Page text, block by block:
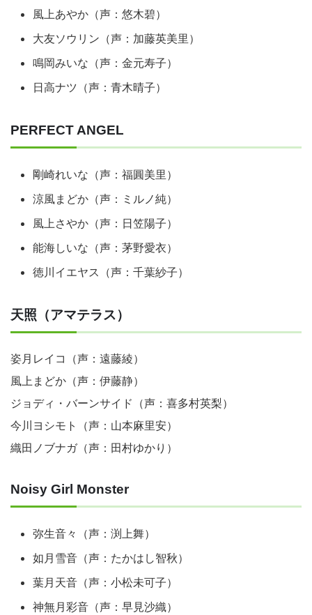
風上あやか（声：悠木碧）
大友ソウリン（声：加藤英美里）
鳴岡みいな（声：金元寿子）
日高ナツ（声：青木晴子）
PERFECT ANGEL
剛崎れいな（声：福圓美里）
涼風まどか（声：ミルノ純）
風上さやか（声：日笠陽子）
能海しいな（声：茅野愛衣）
徳川イエヤス（声：千葉紗子）
天照（アマテラス）
姿月レイコ（声：遠藤綾）
風上まどか（声：伊藤静）
ジョディ・バーンサイド（声：喜多村英梨）
今川ヨシモト（声：山本麻里安）
織田ノブナガ（声：田村ゆかり）
Noisy Girl Monster
弥生音々（声：渕上舞）
如月雪音（声：たかはし智秋）
葉月天音（声：小松未可子）
神無月彩音（声：早見沙織）